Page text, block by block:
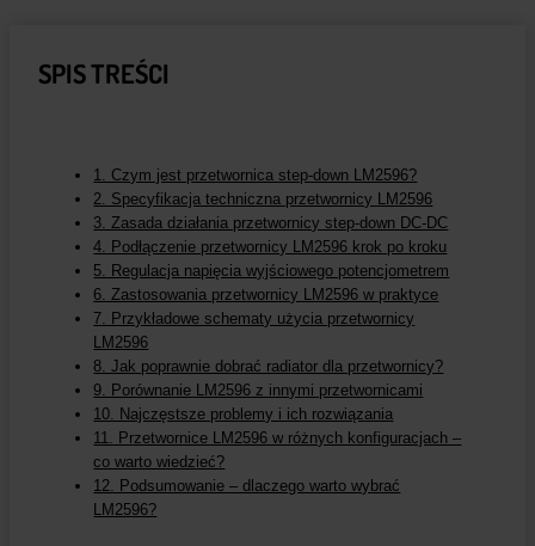
SPIS TREŚCI
1. Czym jest przetwornica step-down LM2596?
2. Specyfikacja techniczna przetwornicy LM2596
3. Zasada działania przetwornicy step-down DC-DC
4. Podłączenie przetwornicy LM2596 krok po kroku
5. Regulacja napięcia wyjściowego potencjometrem
6. Zastosowania przetwornicy LM2596 w praktyce
7. Przykładowe schematy użycia przetwornicy
LM2596
8. Jak poprawnie dobrać radiator dla przetwornicy?
9. Porównanie LM2596 z innymi przetwornicami
10. Najczęstsze problemy i ich rozwiązania
11. Przetwornice LM2596 w różnych konfiguracjach –
co warto wiedzieć?
12. Podsumowanie – dlaczego warto wybrać
LM2596?